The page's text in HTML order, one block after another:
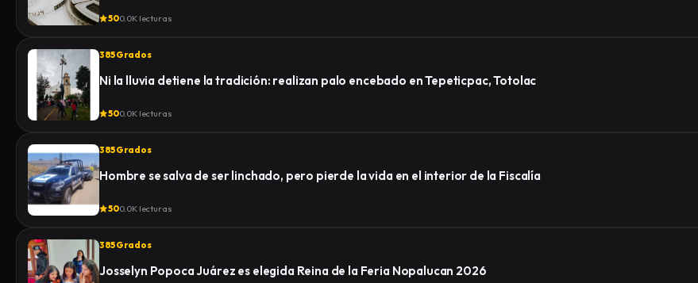
500.0K lecturas
385 Grados
Ni la lluvia detiene la tradición: realizan palo encebado en Tepeticpac, Totolac
500.0K lecturas
385 Grados
Hombre se salva de ser linchado, pero pierde la vida en el interior de la Fiscalía
500.0K lecturas
385 Grados
Josselyn Popoca Juárez es elegida Reina de la Feria Nopalucan 2026